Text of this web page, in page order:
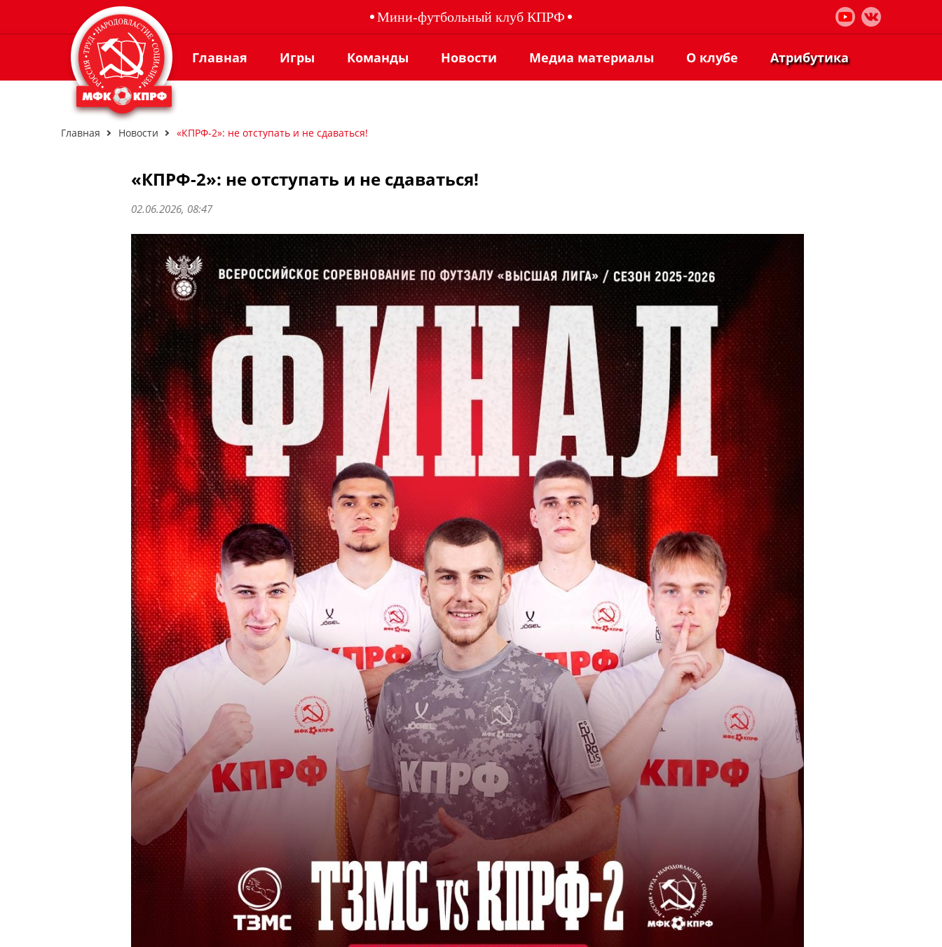
Мини-футбольный клуб КПРФ
Главная Игры Команды Новости Медиа материалы О клубе Атрибутика
Главная Новости «КПРФ-2»: не отступать и не сдаваться!
«КПРФ-2»: не отступать и не сдаваться!
02.06.2026, 08:47